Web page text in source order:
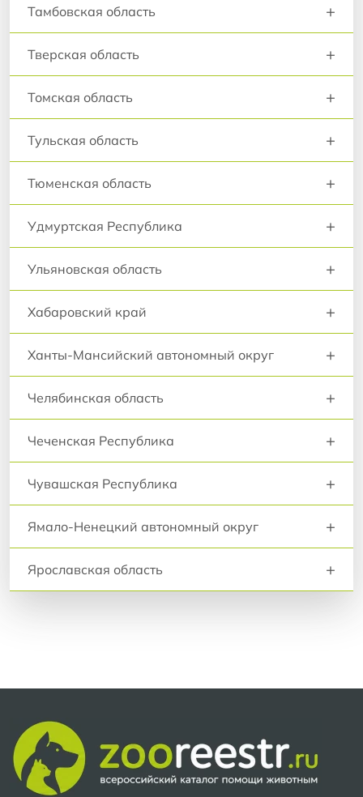
Тамбовская область +
Тверская область +
Томская область +
Тульская область +
Тюменская область +
Удмуртская Республика +
Ульяновская область +
Хабаровский край +
Ханты-Мансийский автономный округ +
Челябинская область +
Чеченская Республика +
Чувашская Республика +
Ямало-Ненецкий автономный округ +
Ярославская область +